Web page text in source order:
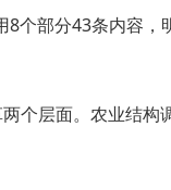
8个部分43条内容
个层面。农业结